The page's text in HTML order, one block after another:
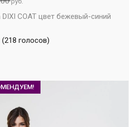
COAT цвет бежевый-синий
(218 голосов)